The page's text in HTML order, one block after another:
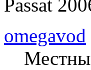
Passat
omegavod